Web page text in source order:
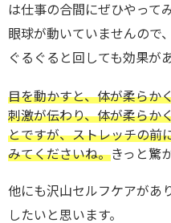
は仕事の合間にぜひやって
眼球が動いていませんので
ぐるぐると回しても効果が
目を動かすと、体が柔らか
刺激が伝わり、体が柔らか
とですが、ストレッチの前
みてくださいね。きっと驚
他にも沢山セルフケアがあ
したいと思います。